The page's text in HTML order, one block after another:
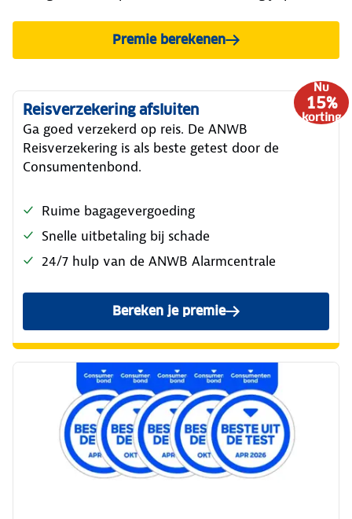
Premie berekenen
Nu
15%
korting
Reisverzekering afsluiten
Ga goed verzekerd op reis. De ANWB
Reisverzekering is als beste getest door de
Consumentenbond.
Ruime bagagevergoeding
Snelle uitbetaling bij schade
24/7 hulp van de ANWB Alarmcentrale
Bereken je premie